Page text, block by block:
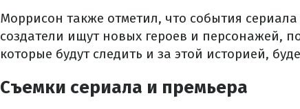
Моррисон также отметил, что события сериала
создатели ищут новых героев и персонажей,
которые будут следить и за этой историей,
Съемки сериала и премьера